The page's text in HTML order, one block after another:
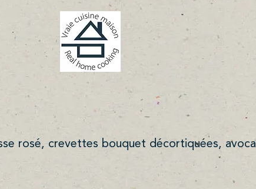
rosé, crevettes bouquet décortiquées,